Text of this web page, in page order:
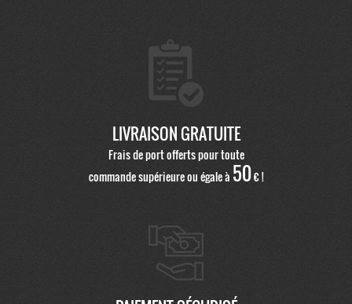
LIVRAISON GRATUITE
Frais de port offerts pour toute
commande supérieure ou égale à 50€ !